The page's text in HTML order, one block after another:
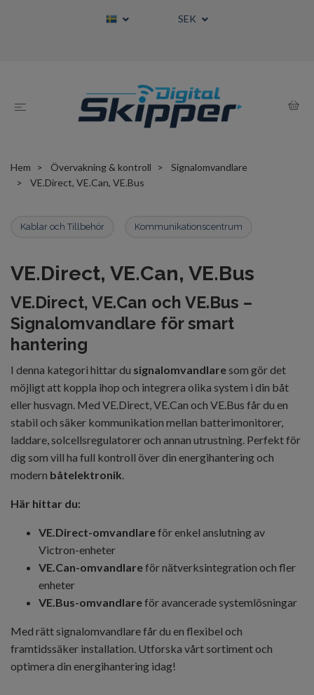
SEK
Hem Övervakning & kontroll
Signalomvandlare
VE.Direct, VE.Can, VE.Bus
Kablar och Tillbehör Kommunikationscentrum
VE.Direct, VE.Can, VE.Bus
VE.Direct, VE.Can och VE.Bus –
Signalomvandlare för smart
hantering
I denna kategori hittar du signalomvandlaresom gör det
möjligt att koppla ihop och integrera olika system i din båt
eller husvagn. Med VE.Direct, VE.Can och VE.Bus får du en
stabil och säker kommunikation mellan batterimonitorer,
laddare, solcellsregulatorer och annan utrustning. Perfekt för
dig som vill ha full kontroll över din energihantering och
modern båtelektronik.
Här hittar du:
VE.Direct-omvandlareför enkel anslutning av
Victron-enheter
VE.Can-omvandlareför nätverksintegration och fler
enheter
VE.Bus-omvandlareför avancerade systemlösningar
Med rätt signalomvandlare får du en flexibel och
framtidssäker installation. Utforska vårt sortiment och
optimera din energihantering idag!